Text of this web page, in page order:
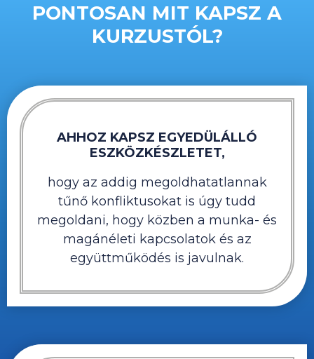
PONTOSAN MIT KAPSZ A
KURZUSTÓL?
AHHOZ KAPSZ EGYEDÜLÁLLÓ
ESZKÖZKÉSZLETET,
hogy az addig megoldhatatlannak
tűnő konfliktusokat is úgy tudd
megoldani, hogy közben a munka- és
magánéleti kapcsolatok és az
együttműködés is javulnak.